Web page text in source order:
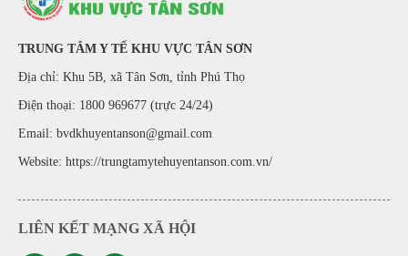
TRUNG TÂM Y TẾ KHU VỰC TÂN SƠN
Địa chỉ: Khu 5B, xã Tân Sơn, tỉnh Phú Thọ
Điện thoại: 1800 969677 (trực 24/24)
Email: bvdkhuyentanson@gmail.com
Website: https://trungtamytehuyentanson.com.vn/
LIÊN KẾT MẠNG XÃ HỘI